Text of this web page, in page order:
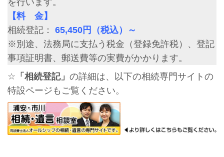
を行います。
【料 金】
相続登記： 65,450円（税込）～
※別途、法務局に支払う税金（登録免許税）、登記
事項証明書、郵送費等の実費がかかります。
☆ 「相続登記」 の詳細は、以下の相続専門サイトの
特設ページもご覧ください。